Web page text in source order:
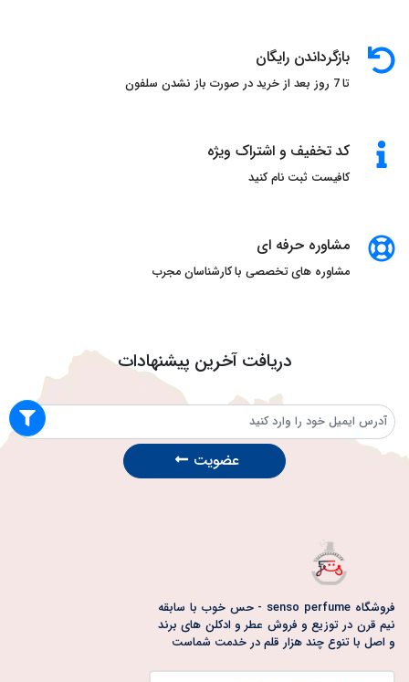
بازگرداندن رایگان
تا 7 روز بعد از خرید در صورت باز نشدن سلفون
کد تخفیف و اشتراک ویژه
کافیست ثبت نام کنید
مشاوره حرفه ای
مشاوره های تخصصی با کارشناسان مجرب
دریافت آخرین پیشنهادات
عضویت
فروشگاه senso perfume - حس خوب با سابقه
نیم قرن در توزیع و فروش عطر و ادکلن های برند
و اصل با تنوع چند هزار قلم در خدمت شماست